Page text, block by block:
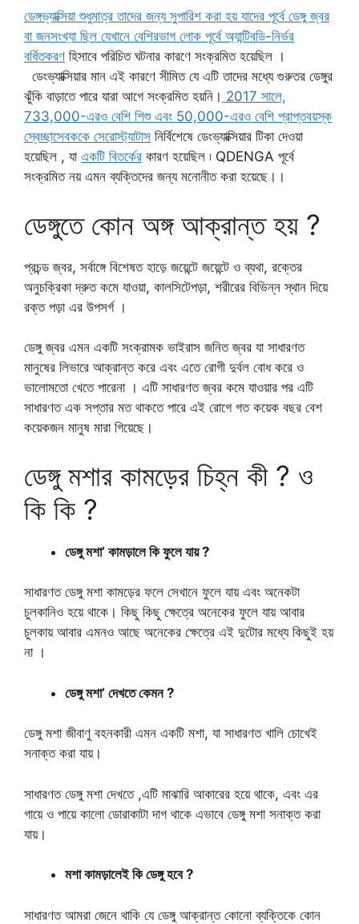
ডেঙ্গভ্যাক্সিয়া শুধুমাত্র তাদের জন্য সুপারিশ করা হয় যাদের পূর্বে ডেঙ্গু জ্বর
বা জনসংখ্যা ছিল যেখানে বেশিরভাগ লোক পূর্বে অ্যান্টিবডি-নির্ভর
বর্ধিতকরণ হিসাবে পরিচিত ঘটনার কারণে সংক্রমিত হয়েছিল ।
ডেংভ্যাক্সিয়ার মান এই কারণে সীমিত যে এটি তাদের মধ্যে গুরুতর ডেঙ্গুর
ঝুঁকি বাড়াতে পারে যারা আগে সংক্রমিত হয়নি। 2017 সালে,
733,000-এরও বেশি শিশু এবং 50,000-এরও বেশি প্রাপ্তবয়স্ক
স্বেচ্ছাসেবককে সেরোস্ট্যাটাস নির্বিশেষে ডেংভ্যাক্সিয়ার টিকা দেওয়া
হয়েছিল , যা একটি বিতর্কের কারণ হয়েছিল ৷ QDENGA পূর্বে
সংক্রমিত নয় এমন ব্যক্তিদের জন্য মনোনীত করা হয়েছে।।
ডেঙ্গুতে কোন অঙ্গ আক্রান্ত হয় ?
প্রচন্ড জ্বর, সর্বাঙ্গে বিশেষত হাড়ে জয়েন্টে জয়েন্টে ও ব্যথা, রক্তের
অনুচক্রিকা দ্রুত কমে যাওয়া, কালসিটেপড়া, শরীরের বিভিন্ন স্থান দিয়ে
রক্ত পড়া এর উপসর্গ ।
ডেঙ্গু জ্বর এমন একটি সংক্রামক ভাইরাস জনিত জ্বর যা সাধারণত
মানুষের লিভারে আক্রান্ত করে এবং এতে রোগী দুর্বল বোধ করে ও
ভালোমতো খেতে পারেনা । এটি সাধারণত জ্বর কমে যাওয়ার পর এটি
সাধারণত এক সপ্তার মত থাকতে পারে এই রোগে গত কয়েক বছর বেশ
কয়েকজন মানুষ মারা গিয়েছে।
ডেঙ্গু মশার কামড়ের চিহ্ন কী ? ও
কি কি ?
ডেঙ্গু মশা’ কামড়ালে কি ফুলে যায় ?
সাধারণত ডেঙ্গু মশা কামড়ের ফলে সেখানে ফুলে যায় এবং অনেকটা
চুলকানিও হয়ে থাকে। কিছু কিছু ক্ষেত্রে অনেকের ফুলে যায় আবার
চুলকায় আবার এমনও আছে অনেকের ক্ষেত্রে এই দুটোর মধ্যে কিছুই হয়
না ।
ডেঙ্গু মশা’ দেখতে কেমন ?
ডেঙ্গু মশা জীবাণু বহনকারী এমন একটি মশা, যা সাধারণত খালি চোখেই
সনাক্ত করা যায়।
সাধারণত ডেঙ্গু মশা দেখতে ,এটি মাঝারি আকারের হয়ে থাকে, এবং এর
গায়ে ও পায়ে কালো ডোরাকাটা দাগ থাকে এভাবে ডেঙ্গু মশা সনাক্ত করা
যায়।
মশা কামড়ালেই কি ডেঙ্গু হবে ?
সাধারণত আমরা জেনে থাকি যে ডেঙ্গু আক্রান্ত কোনো ব্যক্তিকে কোন